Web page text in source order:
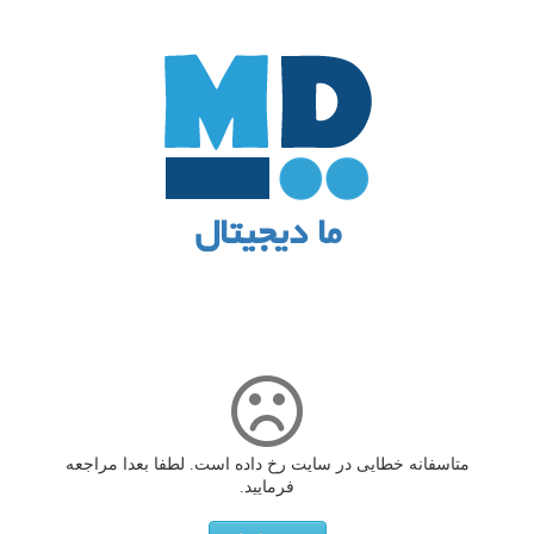
ما دیجیتال
متاسفانه خطایی در سایت رخ داده است. لطفا بعدا مراجعه
فرمایید.